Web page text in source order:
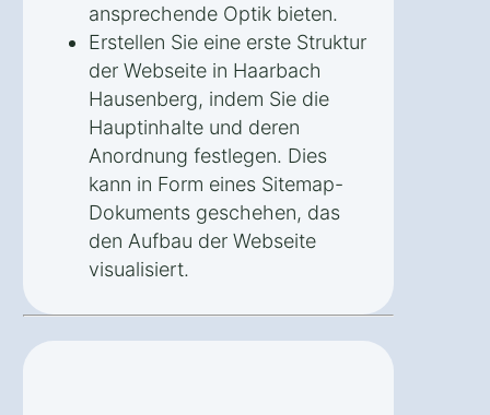
ansprechende Optik bieten.
Erstellen Sie eine erste Struktur
der Webseite in Haarbach
Hausenberg, indem Sie die
Hauptinhalte und deren
Anordnung festlegen. Dies
kann in Form eines Sitemap-
Dokuments geschehen, das
den Aufbau der Webseite
visualisiert.